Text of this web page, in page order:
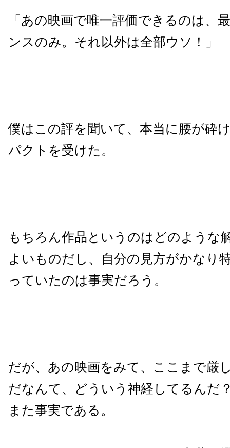
「あの映画で唯一評価できるのは、
ンスのみ。それ以外は全部ウソ！」
僕はこの評を聞いて、本当に腰が砕
パクトを受けた。
もちろん作品というのはどのような
よいものだし、自分の見方がかなり
っていたのは事実だろう。
だが、あの映画をみて、ここまで厳
だなんて、どういう神経してるんだ
また事実である。